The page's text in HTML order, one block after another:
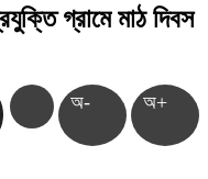
গ্রামে মাঠ দিবস
অ- অ+